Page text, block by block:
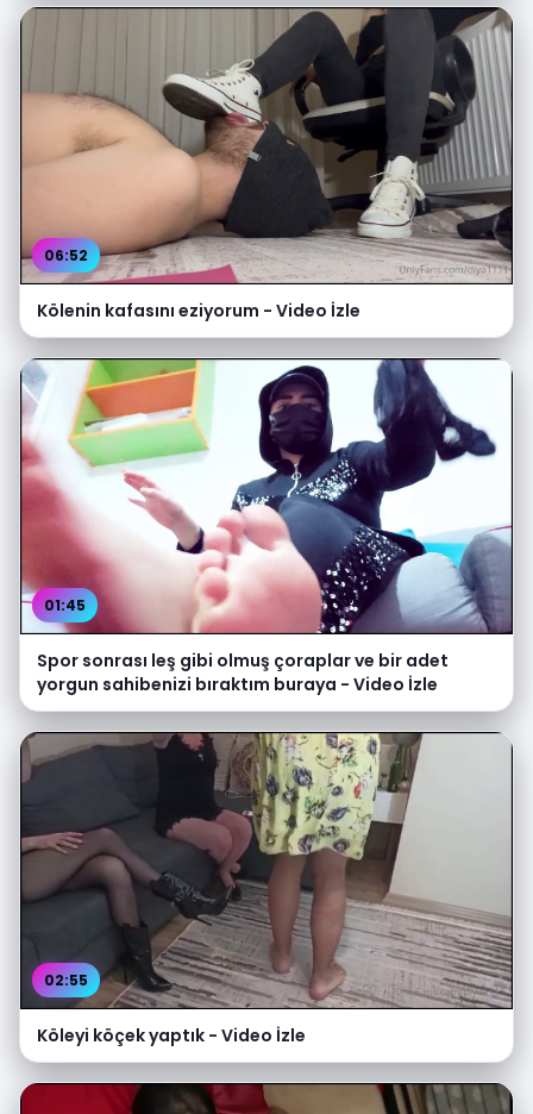
06:52
Kölenin kafasını eziyorum - Video İzle
01:45
Spor sonrası leş gibi olmuş çoraplar ve bir adet
yorgun sahibenizi bıraktım buraya - Video İzle
02:55
Köleyi köçek yaptık - Video İzle